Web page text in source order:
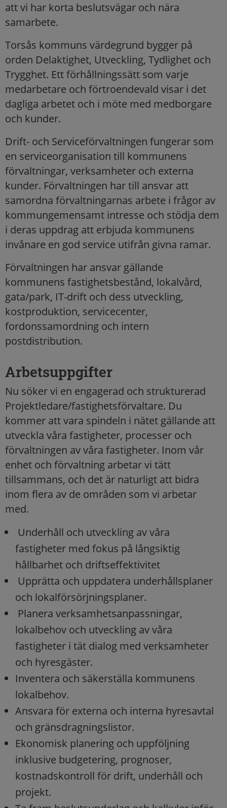
att vi har korta beslutsvägar och nära
samarbete.
Torsås kommuns värdegrund bygger på
orden Delaktighet, Utveckling, Tydlighet och
Trygghet. Ett förhållningssätt som varje
medarbetare och förtroendevald visar i det
dagliga arbetet och i möte med medborgare
och kunder.
Drift- och Serviceförvaltningen fungerar som
en serviceorganisation till kommunens
förvaltningar, verksamheter och externa
kunder. Förvaltningen har till ansvar att
samordna förvaltningarnas arbete i frågor av
kommungemensamt intresse och stödja dem
i deras uppdrag att erbjuda kommunens
invånare en god service utifrån givna ramar.
Förvaltningen har ansvar gällande
kommunens fastighetsbestånd, lokalvård,
gata/park, IT-drift och dess utveckling,
kostproduktion, servicecenter,
fordonssamordning och intern
postdistribution.
Arbetsuppgifter
Nu söker vi en engagerad och strukturerad
Projektledare/fastighetsförvaltare. Du
kommer att vara spindeln i nätet gällande att
utveckla våra fastigheter, processer och
förvaltningen av våra fastigheter. Inom vår
enhet och förvaltning arbetar vi tätt
tillsammans, och det är naturligt att bidra
inom flera av de områden som vi arbetar
med.
Underhåll och utveckling av våra
fastigheter med fokus på långsiktig
hållbarhet och driftseffektivitet
Upprätta och uppdatera underhållsplaner
och lokalförsörjningsplaner.
Planera verksamhetsanpassningar,
lokalbehov och utveckling av våra
fastigheter i tät dialog med verksamheter
och hyresgäster.
Inventera och säkerställa kommunens
lokalbehov.
Ansvara för externa och interna hyresavtal
och gränsdragningslistor.
Ekonomisk planering och uppföljning
inklusive budgetering, prognoser,
kostnadskontroll för drift, underhåll och
projekt.